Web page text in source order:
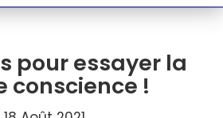
pour essayer la
conscience !